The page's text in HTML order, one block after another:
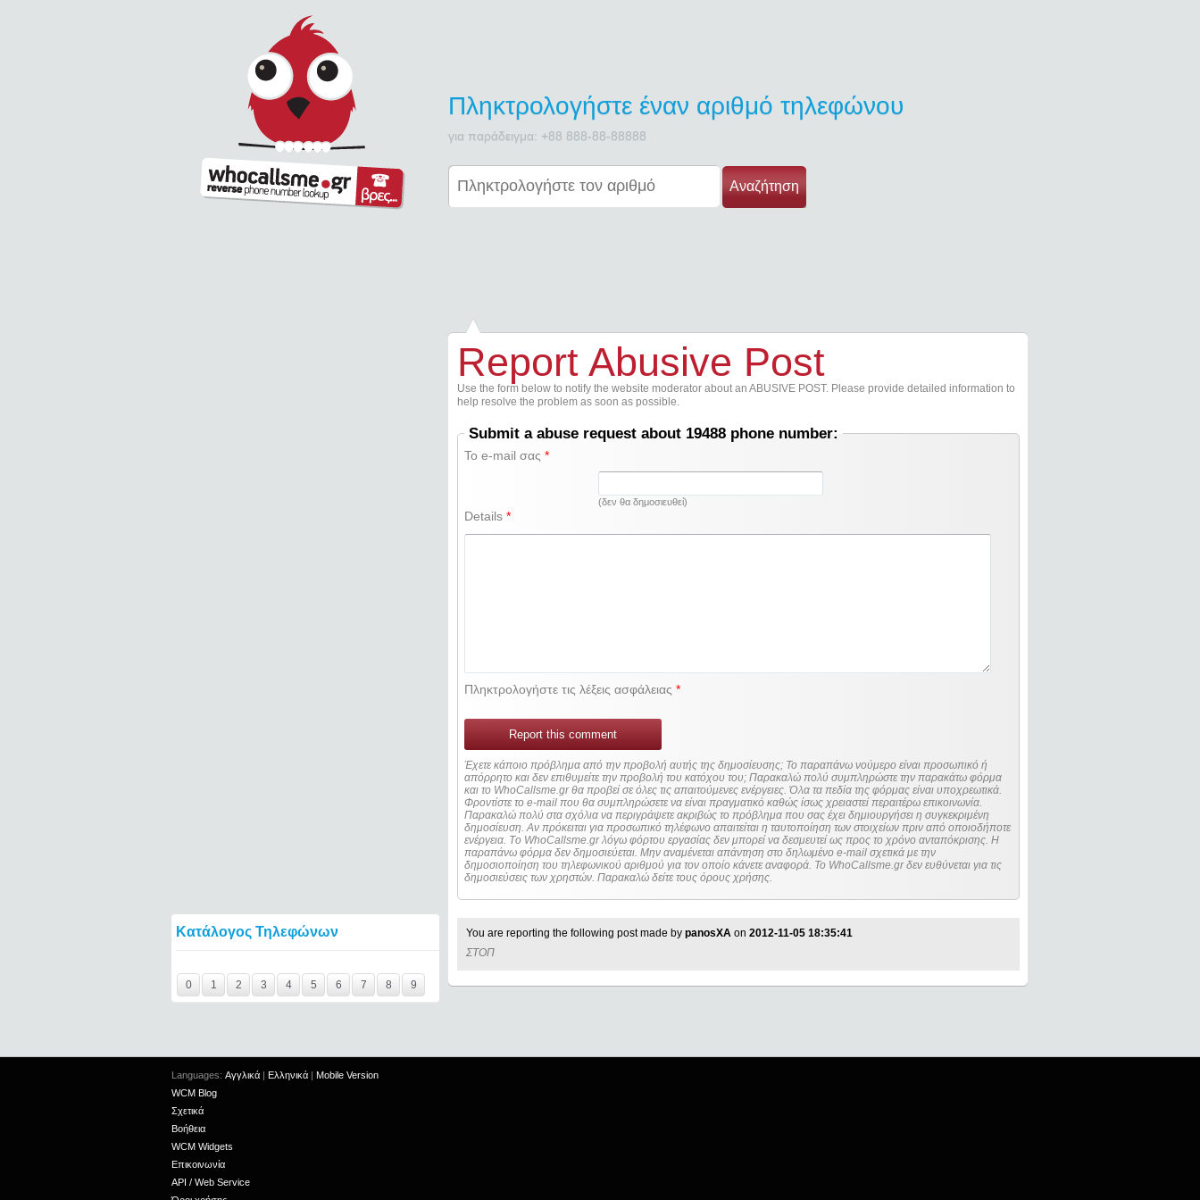
Πληκτρολογήστε έναν αριθμό τηλεφώνου
για παράδειγμα: +88 888-88-88888
Αναζήτηση
Κατάλογος Τηλεφώνων
0
1 2 3 4 5 6 7 8 9
Report Abusive Post
Use the form below to notify the website moderator about an ABUSIVE POST. Please provide detailed information to
help resolve the problem as soon as possible.
Submit a abuse request about 19488 phone number:
Το e-mail σας*
(δεν θα δημοσιευθεί)
Details*
Πληκτρολογήστε τις λέξεις ασφάλειας*
Report this comment
Έχετε κάποιο πρόβλημα από την προβολή αυτής της δημοσίευσης; Το παραπάνω νούμερο είναι προσωπικό ή
απόρρητο και δεν επιθυμείτε την προβολή του κατόχου του; Παρακαλώ πολύ συμπληρώστε την παρακάτω φόρμα
και το WhoCallsme.gr θα προβεί σε όλες τις απαιτούμενες ενέργειες. Όλα τα πεδία της φόρμας είναι υποχρεωτικά.
Φροντίστε το e-mail που θα συμπληρώσετε να είναι πραγματικό καθώς ίσως χρειαστεί περαιτέρω επικοινωνία.
Παρακαλώ πολύ στα σχόλια να περιγράψετε ακριβώς το πρόβλημα που σας έχει δημιουργήσει η συγκεκριμένη
δημοσίευση. Αν πρόκειται για προσωπικό τηλέφωνο απαιτείται η ταυτοποίηση των στοιχείων πριν από οποιοδήποτε
ενέργεια. Τo WhoCallsme.gr λόγω φόρτου εργασίας δεν μπορεί να δεσμευτεί ως προς το χρόνο ανταπόκρισης. Η
παραπάνω φόρμα δεν δημοσιεύεται. Μην αναμένεται απάντηση στο δηλωμένο e-mail σχετικά με την
δημοσιοποίηση του τηλεφωνικού αριθμού για τον οποίο κάνετε αναφορά. Το WhoCallsme.gr δεν ευθύνεται για τις
δημοσιεύσεις των χρηστών. Παρακαλώ δείτε τους όρους χρήσης.
You are reporting the following post made by panosXA on 2012-11-05 18:35:41
ΣΤΟΠ
Languages: Αγγλικά | Ελληνικά | Mobile Version
WCM Blog
Σχετικά
Βοήθεια
WCM Widgets
Επικοινωνία
API / Web Service